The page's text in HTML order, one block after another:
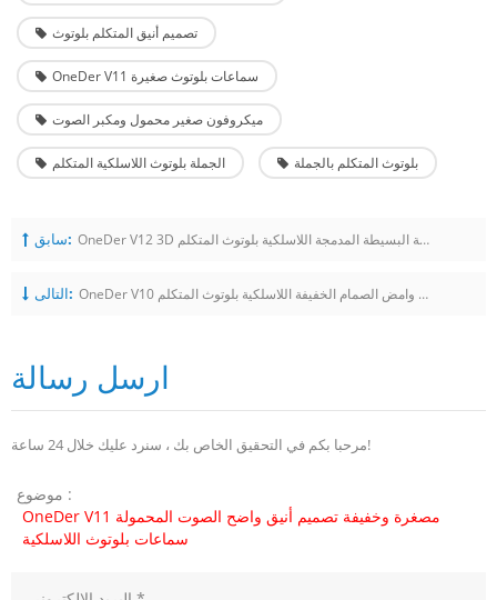
تصميم أنيق المتكلم بلوتوث
OneDer V11 سماعات بلوتوث صغيرة
ميكروفون صغير محمول ومكبر الصوت
الجملة بلوتوث اللاسلكية المتكلم بلوتوث المتكلم بالجملة
سابق: OneDer V12 3D ستيريو هاي فاي تأثير الصوت المحمولة البسيطة المدمجة اللاسلكية بلوتوث المتكلم
التالى: OneDer V10 سوبر المحمولة ومتعددة الوظائف وامض الصمام الخفيفة اللاسلكية بلوتوث المتكلم
ارسل رسالة
مرحبا بكم في التحقيق الخاص بك ، سنرد عليك خلال 24 ساعة!
موضوع :
OneDer V11 مصغرة وخفيفة تصميم أنيق واضح الصوت المحمولة
سماعات بلوتوث اللاسلكية